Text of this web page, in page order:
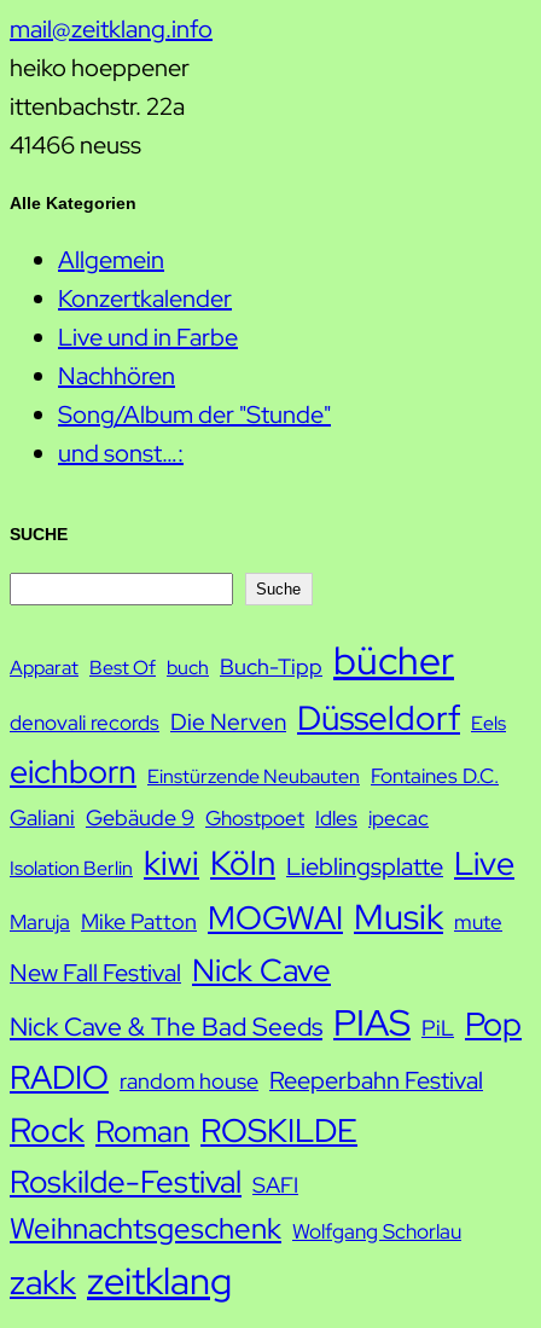
mail@zeitklang.info
heiko hoeppener
ittenbachstr. 22a
41466 neuss
Alle Kategorien
Allgemein
Konzertkalender
Live und in Farbe
Nachhören
Song/Album der "Stunde"
und sonst…:
SUCHE
c
Suche
Apparat Best Of buch Buch-Tipp bücher
denovali records Die Nerven Düsseldorf Eels
eichborn Einstürzende Neubauten Fontaines D.C.
Galiani Gebäude 9 Ghostpoet Idles ipecac
Isolation Berlin kiwi Köln Lieblingsplatte Live
Maruja Mike Patton MOGWAI Musik mute
New Fall Festival Nick Cave
Nick Cave & The Bad Seeds PIAS PiL Pop
RADIO random house Reeperbahn Festival
Rock Roman ROSKILDE
Roskilde-Festival SAFI
Weihnachtsgeschenk Wolfgang Schorlau
zakk zeitklang